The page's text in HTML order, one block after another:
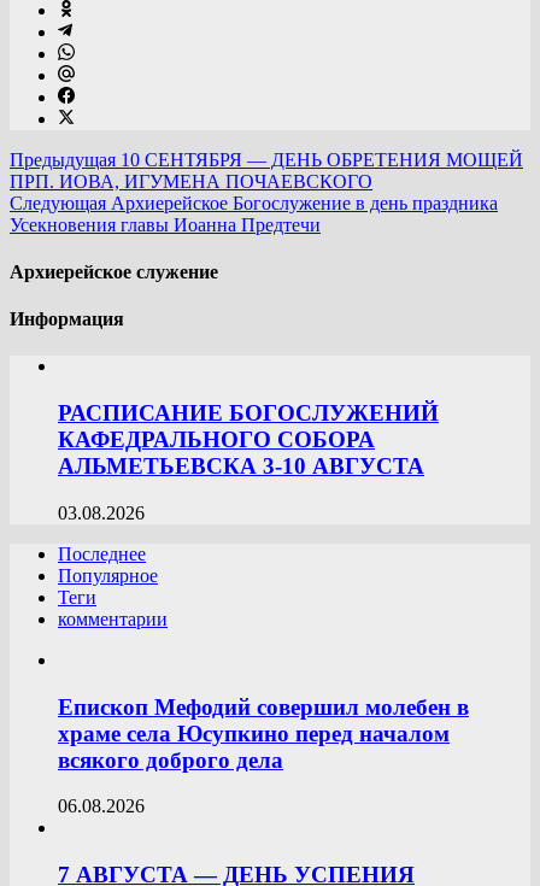
Предыдущая 10 СЕНТЯБРЯ — ДЕНЬ ОБРЕТЕНИЯ МОЩЕЙ
ПРП. ИОВА, ИГУМЕНА ПОЧАЕВСКОГО
Следующая Архиерейское Богослужение в день праздника
Усекновения главы Иоанна Предтечи
Архиерейское служение
Информация
РАСПИСАНИЕ БОГОСЛУЖЕНИЙ
КАФЕДРАЛЬНОГО СОБОРА
АЛЬМЕТЬЕВСКА 3-10 АВГУСТА
03.08.2026
Последнее
Популярное
Теги
комментарии
Епископ Мефодий совершил молебен в
храме села Юсупкино перед началом
всякого доброго дела
06.08.2026
7 АВГУСТА — ДЕНЬ УСПЕНИЯ